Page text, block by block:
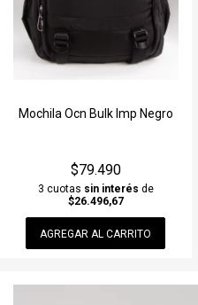
Mochila Ocn Bulk Imp Negro
$79.490
3 cuotas sin interés de
$26.496,67
AGREGAR AL CARRITO